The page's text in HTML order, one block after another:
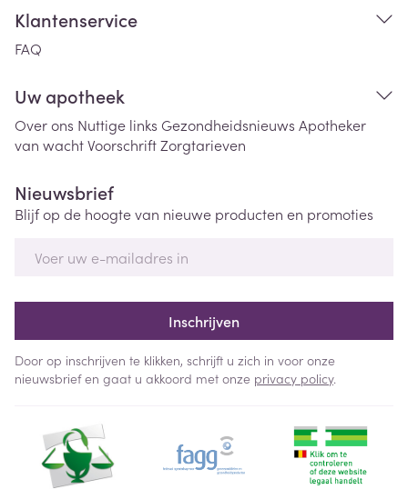
Klantenservice
FAQ
Uw apotheek
Over ons Nuttige links Gezondheidsnieuws Apotheker
van wachtVoorschriftZorgtarieven
Nieuwsbrief
Blijf op de hoogte van nieuwe producten en promoties
Inschrijven
Door op inschrijven te klikken, schrijft u zich in voor onze
nieuwsbrief en gaat u akkoord met onze privacy policy.